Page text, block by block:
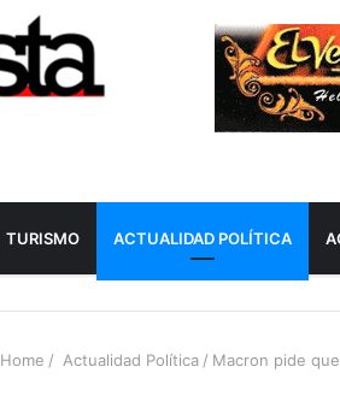
TURISMO ACTUALIDAD POLÍTICA
Home / Actualidad Política / Macron pide